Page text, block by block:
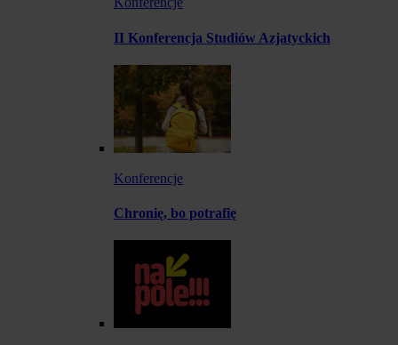
II Konferencja Studiów Azjatyckich
Konferencje
Chronię, bo potrafię